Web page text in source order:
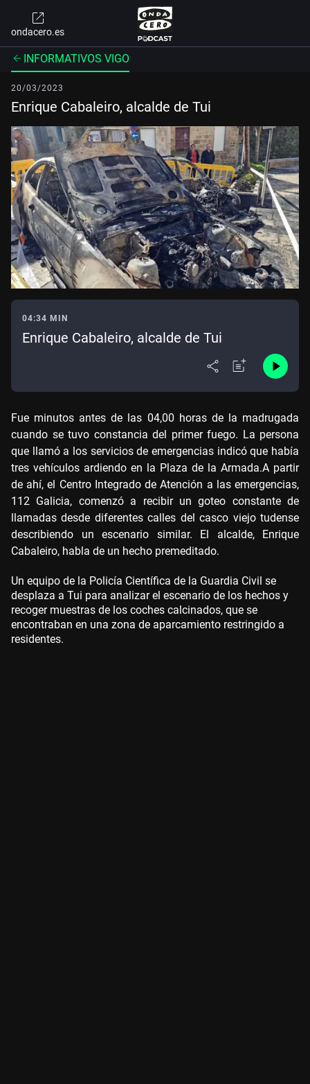
ondacero.es
INFORMATIVOS VIGO
20/03/2023
Enrique Cabaleiro, alcalde de Tui
04:34 MIN
Enrique Cabaleiro, alcalde de Tui
Fue minutos antes de las 04,00 horas de la madrugada
cuando se tuvo constancia del primer fuego. La persona
que llamó a los servicios de emergencias indicó que había
tres vehículos ardiendo en la Plaza de la Armada.A partir
de ahí, el Centro Integrado de Atención a las emergencias,
112 Galicia, comenzó a recibir ungoteo constante de
llamadas desde diferentes calles del casco viejo tudense
describiendo un escenario similar. El alcalde, Enrique
Cabaleiro, habla de un hecho premeditado.
Un equipo de la Policía Científica de la Guardia Civil se
desplaza a Tui para analizar el escenario de los hechos y
recoger muestras de los coches calcinados, que se
encontraban en una zona de aparcamiento restringido a
residentes.